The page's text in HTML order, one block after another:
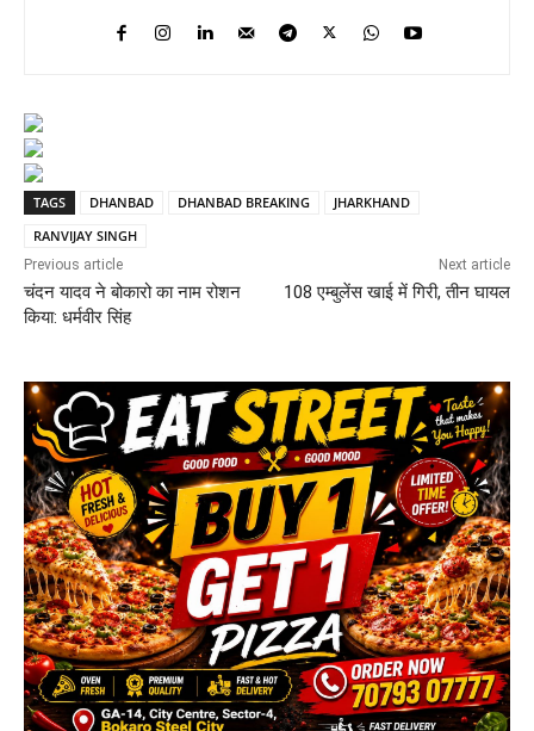
TAGS DHANBAD DHANBAD BREAKING
JHARKHAND
RANVIJAY SINGH
Previous article
चंदन यादव ने बोकारो का नाम रोशन
किया: धर्मवीर सिंह
Next article
108 एम्बुलेंस खाई में गिरी, तीन घायल